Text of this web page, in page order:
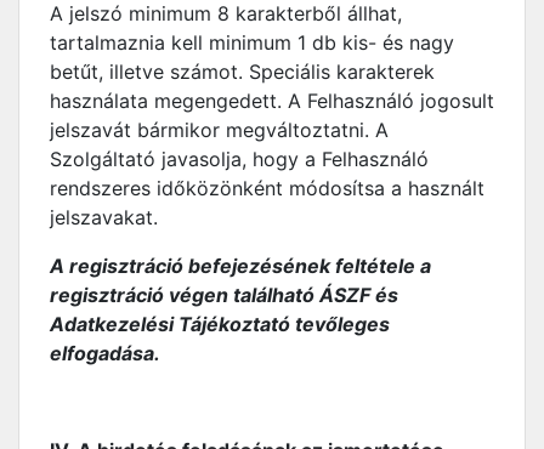
A jelszó minimum 8 karakterből állhat,
tartalmaznia kell minimum 1 db kis- és nagy
betűt, illetve számot. Speciális karakterek
használata megengedett. A Felhasználó jogosult
jelszavát bármikor megváltoztatni. A
Szolgáltató javasolja, hogy a Felhasználó
rendszeres időközönként módosítsa a használt
jelszavakat.
A regisztráció befejezésének feltétele a
regisztráció végen található ÁSZF és
Adatkezelési Tájékoztató tevőleges
elfogadása.